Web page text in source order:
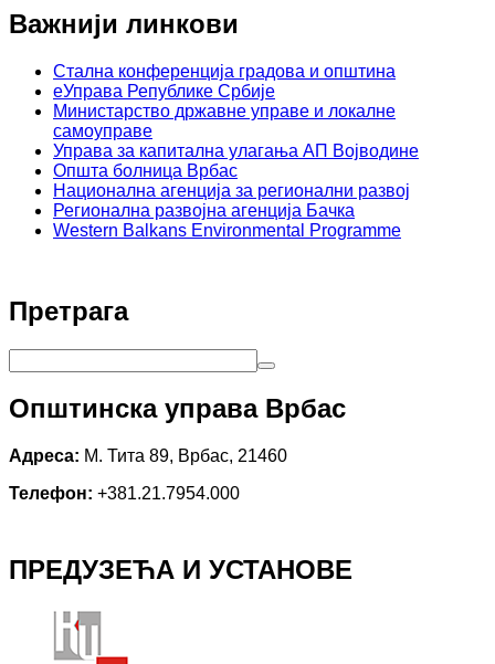
Важнији линкови
Стална конференција градова и општина
еУправа Републике Србије
Министарство државне управе и локалне
самоуправе
Управа за капитална улагања АП Војводине
Општа болница Врбас
Национална агенција за регионални развој
Регионална развојна агенција Бачка
Western Balkans Environmental Programme
Претрага
Општинска управа Врбас
Адреса: М. Тита 89, Врбас, 21460
Телефон: +381.21.7954.000
ПРЕДУЗЕЋА И УСТАНОВЕ